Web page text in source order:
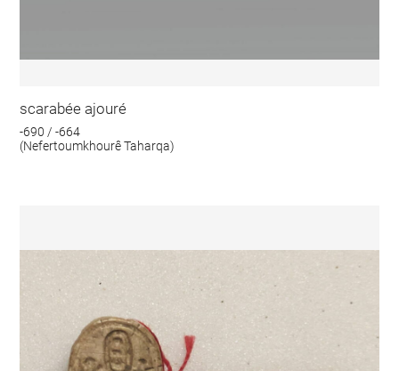
scarabée ajouré
-690 / -664
(Nefertoumkhourê Taharqa)